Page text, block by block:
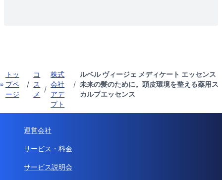
トッ
プペ
ージ
/
コ
ス
メ
/
株式
会社
アデ
プト
/
ルベル ヴィージェ メディケート エッセンス
未来の髪のために。頭皮環境を整える薬用ス
カルプエッセンス
運営会社
サービス・料金
サービス説明会